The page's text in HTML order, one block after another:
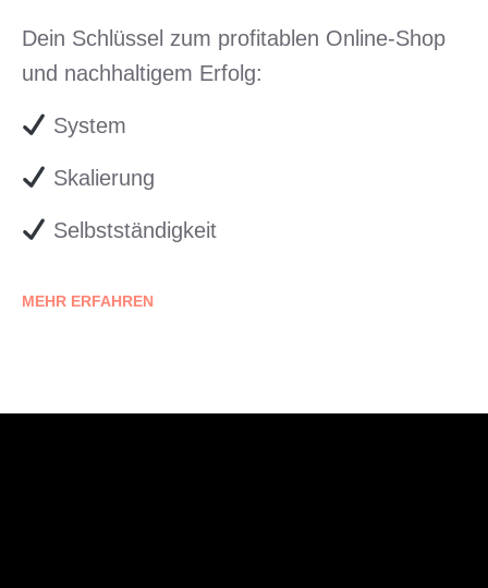
Dein Schlüssel zum profitablen Online-Shop
und nachhaltigem Erfolg:
System
Skalierung
Selbstständigkeit
MEHR ERFAHREN